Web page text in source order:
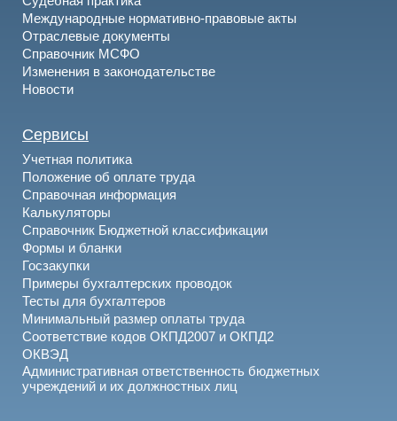
Международные нормативно-правовые акты
Отраслевые документы
Справочник МСФО
Изменения в законодательстве
Новости
Сервисы
Учетная политика
Положение об оплате труда
Справочная информация
Калькуляторы
Справочник Бюджетной классификации
Формы и бланки
Госзакупки
Примеры бухгалтерских проводок
Тесты для бухгалтеров
Минимальный размер оплаты труда
Соответствие кодов ОКПД2007 и ОКПД2
ОКВЭД
Административная ответственность бюджетных
учреждений и их должностных лиц